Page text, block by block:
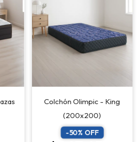
Colchón Olimpic - King
(200x200)
-50% OFF